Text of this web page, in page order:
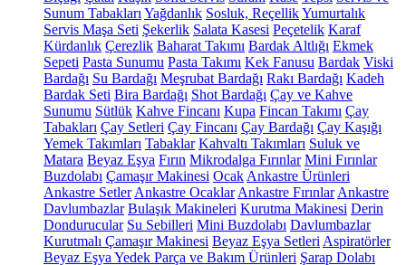
Sunum Tabakları Yağdanlık Sosluk, ReçellikYumurtalık
Servis Maşa Seti Şekerlik Salata Kasesi Peçetelik Karaf
Kürdanlık Çerezlik Baharat Takımı Bardak Altlığı Ekmek
Sepeti Pasta Sunumu Pasta Takımı Kek Fanusu Bardak Viski
Bardağı Su Bardağı Meşrubat Bardağı Rakı Bardağı Kadeh
Bardak Seti Bira Bardağı Shot Bardağı Çay ve Kahve
Sunumu Sütlük Kahve Fincanı Kupa Fincan Takımı Çay
Tabakları Çay Setleri Çay Fincanı Çay Bardağı Çay Kaşığı
Yemek Takımları Tabaklar Kahvaltı Takımları Suluk ve
Matara Beyaz Eşya Fırın Mikrodalga Fırınlar Mini Fırınlar
Buzdolabı Çamaşır Makinesi Ocak Ankastre Ürünleri
Ankastre Setler Ankastre Ocaklar Ankastre Fırınlar Ankastre
Davlumbazlar Bulaşık Makineleri Kurutma Makinesi Derin
Dondurucular Su Sebilleri Mini Buzdolabı Davlumbazlar
Kurutmalı Çamaşır Makinesi Beyaz Eşya Setleri Aspiratörler
Beyaz Eşya Yedek Parça ve Bakım Ürünleri Şarap Dolabı